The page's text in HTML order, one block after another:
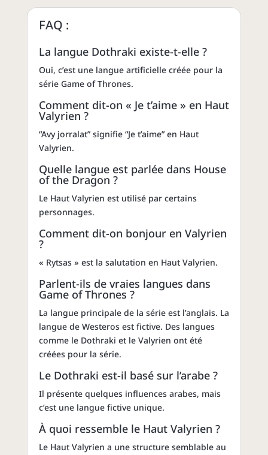
FAQ :
La langue Dothraki existe-t-elle ?
Oui, c’est une langue artificielle créée pour la
série Game of Thrones.
Comment dit-on « Je t’aime » en Haut
Valyrien ?
“Avy jorralat” signifie “Je t’aime” en Haut
Valyrien.
Quelle langue est parlée dans House
of the Dragon ?
Le Haut Valyrien est utilisé par certains
personnages.
Comment dit-on bonjour en Valyrien
?
« Rytsas » est la salutation en Haut Valyrien.
Parlent-ils de vraies langues dans
Game of Thrones ?
La langue principale de la série est l’anglais. La
langue de Westeros est fictive. Des langues
comme le Dothraki et le Valyrien ont été
créées pour la série.
Le Dothraki est-il basé sur l’arabe ?
Il présente quelques influences arabes, mais
c’est une langue fictive unique.
À quoi ressemble le Haut Valyrien ?
Le Haut Valyrien a une structure semblable au